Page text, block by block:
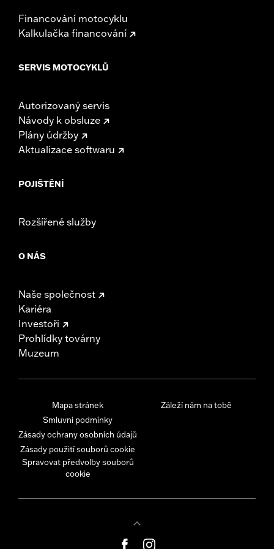
Financování motocyklu
Kalkulačka financování
SERVIS MOTOCYKLŮ
Autorizovaný servis
Návody k obsluze
Plány údržby
Aktualizace softwaru
POJIŠTĚNÍ
Rozšířené služby
O NÁS
Naše společnost
Kariéra
Investoři
Prohlídky továrny
Muzeum
Mapa stránek
Smluvní podmínky
Zásady ochrany osobních údajů
Zásady použití souborů cookie
Spravovat předvolby souborů
cookie
Záleží nám na tobě